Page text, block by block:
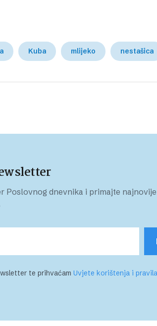
Kuba mlijeko nestašica
Poslovnog dnevnika i primajte najnovije
te prihvaćam Uvjete korištenja i